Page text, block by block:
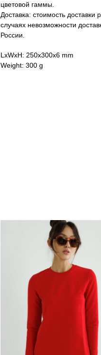
цветовой гаммы.
Доставка: стоимость
случаях невозможности
России.
LxWxH: 250x300x6 mm
Weight: 300 g